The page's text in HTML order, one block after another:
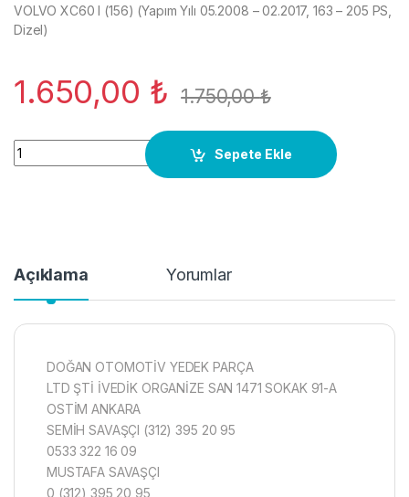
VOLVO XC60 I (156) (Yapım Yılı 05.2008 – 02.2017, 163 – 205 PS,
Dizel)
1.650,00 ₺ 1.750,00₺
0281002730 HAVA AKIŞ VOLVO V70 CX90 quantity
Sepete Ekle
Açıklama Yorumlar
DOĞAN OTOMOTİV YEDEK PARÇA
LTD ŞTİ İVEDİK ORGANİZE SAN 1471 SOKAK 91-A
OSTİM ANKARA
SEMİH SAVAŞÇI (312) 395 20 95
0533 322 16 09
MUSTAFA SAVAŞÇI
0 (312) 395 20 95